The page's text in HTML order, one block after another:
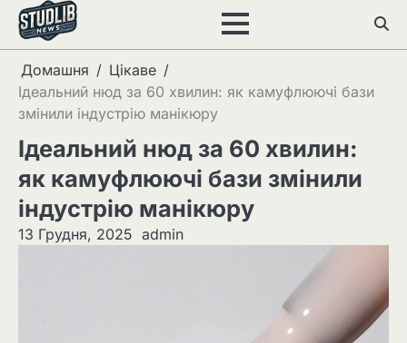
Перейти
вмісту
Домашня
Цікаве
Ідеальний нюд за 60 хвилин: як камуфлюючі бази
змінили індустрію манікюру
Ідеальний нюд за 60 хвилин:
як камуфлюючі бази змінили
індустрію манікюру
13 Грудня, 2025 admin